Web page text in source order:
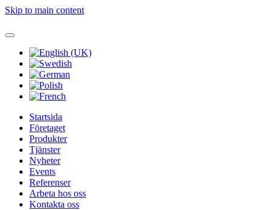
Skip to main content
Startsida
Företaget
Produkter
Tjänster
Nyheter
Events
Referenser
Arbeta hos oss
Kontakta oss